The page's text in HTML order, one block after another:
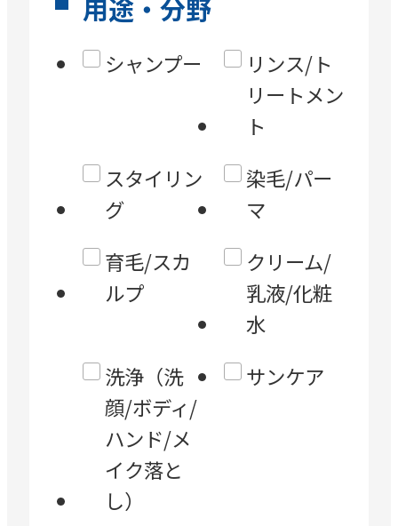
用途・分野
シャンプー
リンス/ト
リートメン
ト
スタイリン
グ
染毛/パー
マ
育毛/スカ
ルプ
クリーム/
乳液/化粧
水
洗浄（洗
顔/ボディ/
ハンド/メ
イク落と
し）
サンケア